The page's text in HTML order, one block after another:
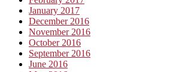
January 2017
December 2016
November 2016
October 2016
September 2016
June 2016